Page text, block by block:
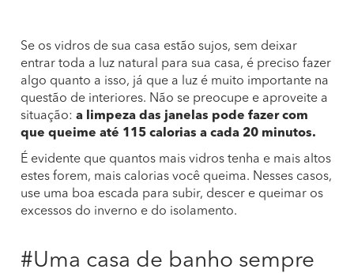
Se os vidros de sua casa estão sujos, sem deixar
entrar toda a luz natural para sua casa, é preciso fazer
algo quanto a isso, já que a luz é muito importante na
questão de interiores. Não se preocupe e aproveite a
situação: a limpeza das janelas pode fazer com
que queime até 115 calorias a cada 20 minutos.
É evidente que quantos mais vidros tenha e mais altos
estes forem, mais calorias você queima. Nesses casos,
use uma boa escada para subir, descer e queimar os
excessos do inverno e do isolamento.
#Uma casa de banho sempre